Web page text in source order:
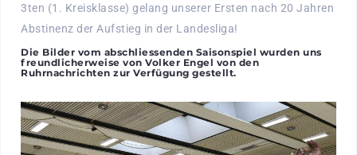
3ten (1. Kreisklasse) gelang unserer Ersten nach 20 Jahren
Abstinenz der Aufstieg in der Landesliga!
Die Bilder vom abschliessenden Saisonspiel wurden uns
freundlicherweise von Volker Engel von den
Ruhrnachrichten zur Verfügung gestellt.